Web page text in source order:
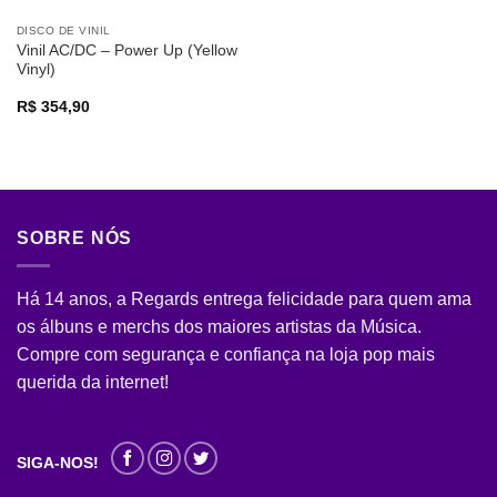
DISCO DE VINIL
Vinil AC/DC – Power Up (Yellow
Vinyl)
R$354,90
SOBRE NÓS
Há 14 anos, a Regards entrega felicidade para quem ama
os álbuns e merchs dos maiores artistas da Música.
Compre com segurança e confiança na loja pop mais
querida da internet!
SIGA-NOS!